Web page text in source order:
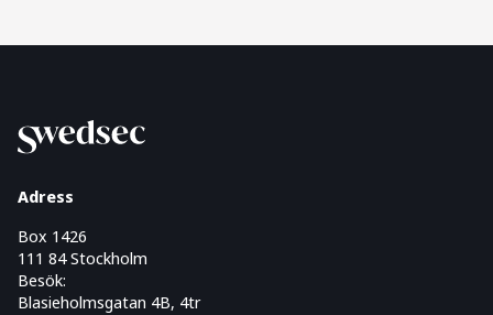
Adress
Box 1426
111 84 Stockholm
Besök:
Blasieholmsgatan 4B, 4tr